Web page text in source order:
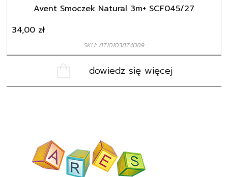
Avent Smoczek Natural 3m+ SCF045/27
SKU: 8710103874089
34,00 zł
dowiedz się więcej